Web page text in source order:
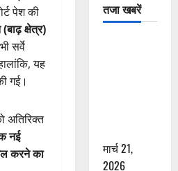
पेश की
क्षेत्र)
सर्वे
यह
गई।
अतिरिक्त
नई
करने का
तजा खबरें
मार्च 21,
2026